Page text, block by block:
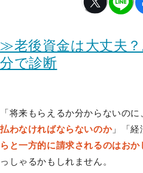
≫老後資金は大丈夫
分で診断
「将来もらえるか分からないのに
払わなければならないのか」「経
らと一方的に請求されるのはおか
っしゃるかもしれません。